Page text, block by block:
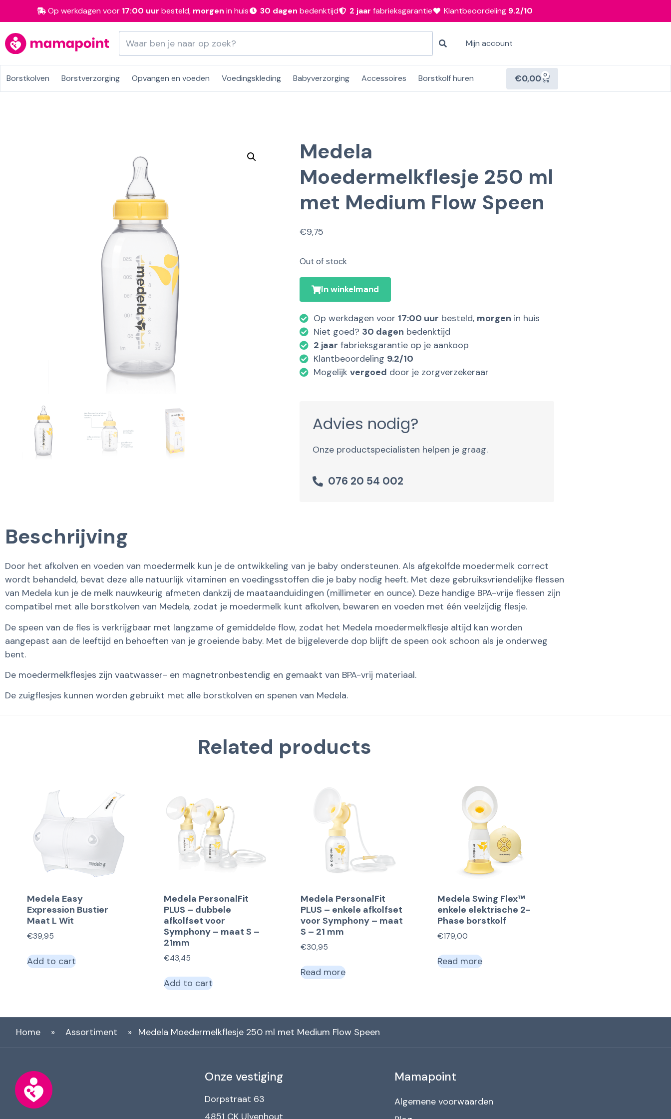
Op werkdagen voor 17:00 uur besteld, morgen in huis 30 dagen bedenktijd 2 jaar fabrieksgarantie Klantbeoordeling 9.2/10
Mijn account
Borstkolven Borstverzorging Opvangen en voeden Voedingskleding Babyverzorging Accessoires Borstkolf huren €0,00 0
Medela
Moedermelkflesje 250 ml
met Medium Flow Speen
€9,75
Out of stock
In winkelmand
Op werkdagen voor 17:00 uur besteld, morgen in huis
Niet goed? 30 dagen bedenktijd
2 jaar fabrieksgarantie op je aankoop
Klantbeoordeling 9.2/10
Mogelijk vergoed door je zorgverzekeraar
Advies nodig?
Onze productspecialisten helpen je graag.
076 20 54 002
Beschrijving
Door het afkolven en voeden van moedermelk kun je de ontwikkeling van je baby ondersteunen. Als afgekolfde moedermelk correct
wordt behandeld, bevat deze alle natuurlijk vitaminen en voedingsstoffen die je baby nodig heeft. Met deze gebruiksvriendelijke flessen
van Medela kun je de melk nauwkeurig afmeten dankzij de maataanduidingen (millimeter en ounce). Deze handige BPA-vrije flessen zijn
compatibel met alle borstkolven van Medela, zodat je moedermelk kunt afkolven, bewaren en voeden met één veelzijdig flesje.
De speen van de fles is verkrijgbaar met langzame of gemiddelde flow, zodat het Medela moedermelkflesje altijd kan worden
aangepast aan de leeftijd en behoeften van je groeiende baby. Met de bijgeleverde dop blijft de speen ook schoon als je onderweg
bent.
De moedermelkflesjes zijn vaatwasser- en magnetronbestendig en gemaakt van BPA-vrij materiaal.
De zuigflesjes kunnen worden gebruikt met alle borstkolven en spenen van Medela.
Related products
Medela Easy
Expression Bustier
Maat L Wit
€39,95
Add to cart
Medela PersonalFit
PLUS – dubbele
afkolfset voor
Symphony – maat S –
21mm
€43,45
Add to cart
Medela PersonalFit
PLUS – enkele afkolfset
voor Symphony – maat
S – 21 mm
€30,95
Read more
Medela Swing Flex™
enkele elektrische 2-
Phase borstkolf
€179,00
Read more
Home » Assortiment » Medela Moedermelkflesje 250 ml met Medium Flow Speen
Onze vestiging
Dorpstraat 63
Mamapoint
Algemene voorwaarden